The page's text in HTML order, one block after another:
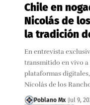
Chile en
Nicolás de
la tradición
En entrevista
transmitido en vivo a
plataformas
Nicolás de los
Poblano Mx Jul 9,